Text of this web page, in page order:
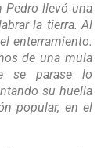
Pedro llevó una
la tierra. Al
enterramiento.
de una mula
se parase lo
su huella
popular, en el